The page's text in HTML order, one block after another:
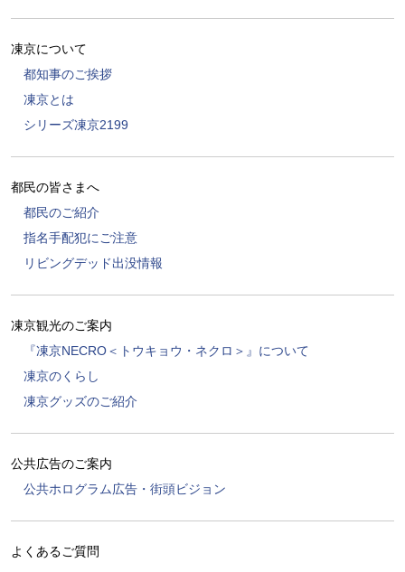
凍京について
都知事のご挨拶
凍京とは
シリーズ凍京2199
都民の皆さまへ
都民のご紹介
指名手配犯にご注意
リビングデッド出没情報
凍京観光のご案内
『凍京NECRO＜トウキョウ・ネクロ＞』について
凍京のくらし
凍京グッズのご紹介
公共広告のご案内
公共ホログラム広告・街頭ビジョン
よくあるご質問